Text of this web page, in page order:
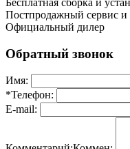
Постпродажный сервис
Официальный дилер
Обратный звонок
Имя:
*Телефон:
E-mail: